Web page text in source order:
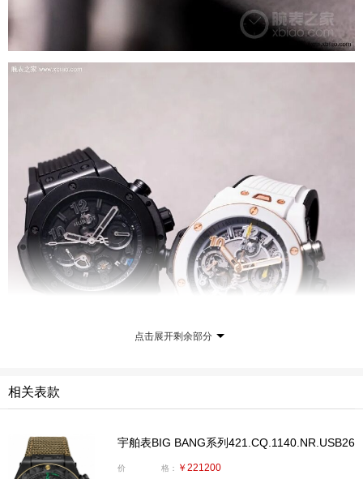
点击展开剩余部分
相关表款
宇舶表BIG BANG系列421.CQ.1140.NR.USB26
价 格： ￥221200